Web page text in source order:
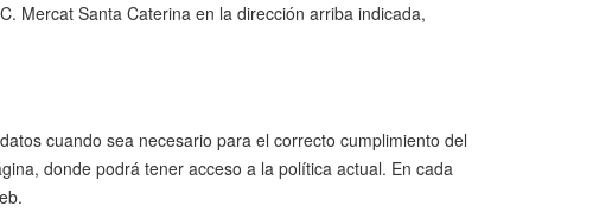
Mercat Santa Caterina en la dirección arriba indicada,
cuando sea necesario para el correcto cumplimiento del
donde podrá tener acceso a la política actual. En cada